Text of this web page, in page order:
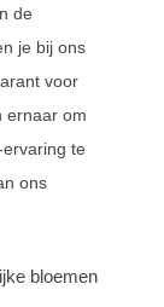
de
je bij ons
voor
ernaar om
te
ons
bloemen